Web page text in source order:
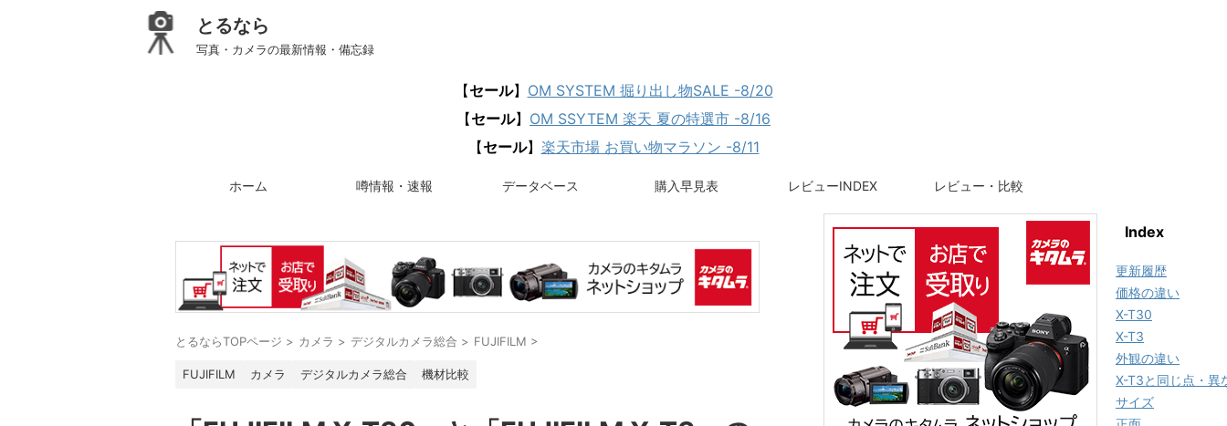
とるなら
写真・カメラの最新情報・備忘録
【セール】 OM SYSTEM 掘り出し物SALE -8/20
【セール】 OM SSYTEM 楽天 夏の特選市 -8/16
【セール】 楽天市場 お買い物マラソン -8/11
ホーム 噂情報・速報 データベース 購入早見表 レビューINDEX レビュー・比較
とるならTOPページ > カメラ > デジタルカメラ総合 > FUJIFILM >
FUJIFILM カメラ デジタルカメラ総合 機材比較
Index
更新履歴
価格の違い
X-T30
X-T3
外観の違い
X-T3と同じ点・異
サイズ